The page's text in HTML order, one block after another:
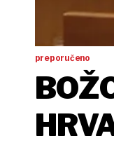
preporučeno